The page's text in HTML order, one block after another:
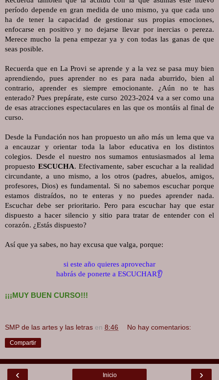
período depende en gran medida de uno mismo, ya que cada uno
ha de tener la capacidad de gestionar sus propias emociones,
enfocarse en positivo y no dejarse llevar por inercias o pereza.
Merece mucho la pena empezar ya y con todas las ganas de que
seas posible.
Recuerda que en La Provi se aprende y a la vez se pasa muy bien
aprendiendo, pues aprender no es para nada aburrido, bien al
contrario, aprender es siempre emocionante. ¿Aún no te has
enterado? Pues prepárate, este curso 2023-2024 va a ser como una
de esas atracciones espectaculares en las que os montáis al final de
curso.
Desde la Fundación nos han propuesto un año más un lema que va
a encauzar y orientar toda la labor educativa en los distintos
colegios. Desde el nuestro nos sumamos entusiasmados al lema
propuesto ESCUCHA. Efectivamente, saber escuchar a la realidad
circundante, a uno mismo, a los otros (padres, abuelos, amigos,
profesores, Dios) es fundamental. Si no sabemos escuchar porque
estamos distraídos, no te enteras y no puedes aprender nada.
Escuchar debe ser prioritario. Pero para escuchar hay que estar
dispuesto a hacer silencio y sitio para tratar de entender con el
corazón. ¿Estás dispuesto?
Así que ya sabes, no hay excusa que valga, porque:
si este año quieres aprovechar
habrás de ponerte a ESCUCHAR👂
¡¡¡MUY BUEN CURSO!!!
SMP de las artes y las letras en 8:46 No hay comentarios:
Compartir
‹ ›
Inicio